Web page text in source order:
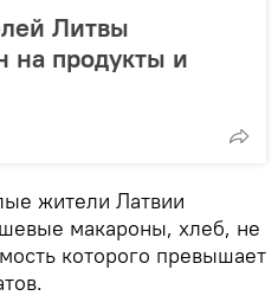
Литвы
на продукты и
жители Латвии
макароны, хлеб, не
которого превышает